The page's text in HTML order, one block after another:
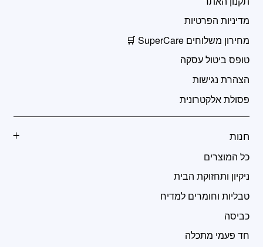
מדיניות הפרטיות
מחירון משלוחים SuperCare 🛒
טופס ביטול עסקה
הצהרת נגישות
פסולת אלקטרונית
חנות
כל המוצרים
ניקיון ותחזוקת הבית
טבליות וחומרים למדיח
כביסה
חד פעמי מתכלה